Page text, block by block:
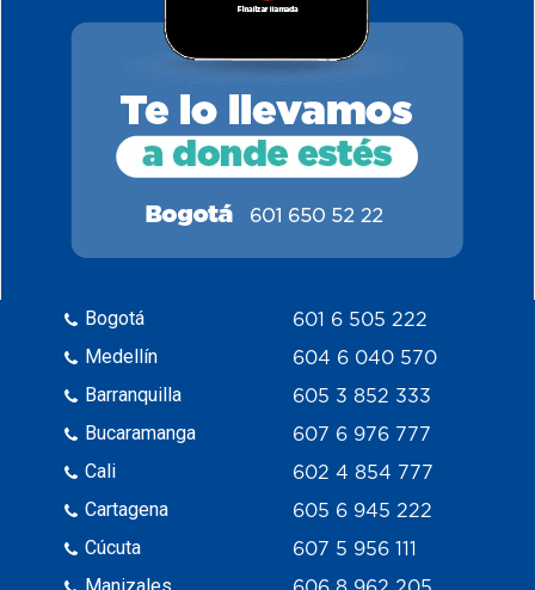
Bogotá
Medellín
Barranquilla
Bucaramanga
Cali
Cartagena
Cúcuta
601 6 505 222
604 6 040 570
605 3 852 333
607 6 976 777
602 4 854 777
605 6 945 222
607 5 956 111